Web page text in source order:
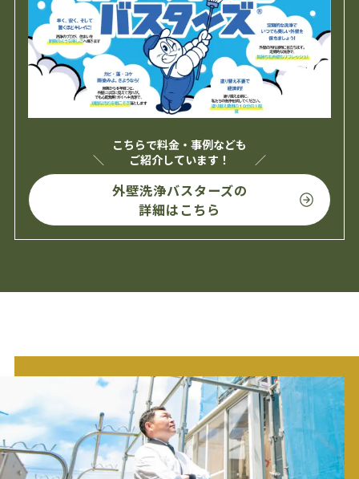
こちらで料金・事例なども
ご紹介しています！
外壁洗浄バスターズの
詳細はこちら